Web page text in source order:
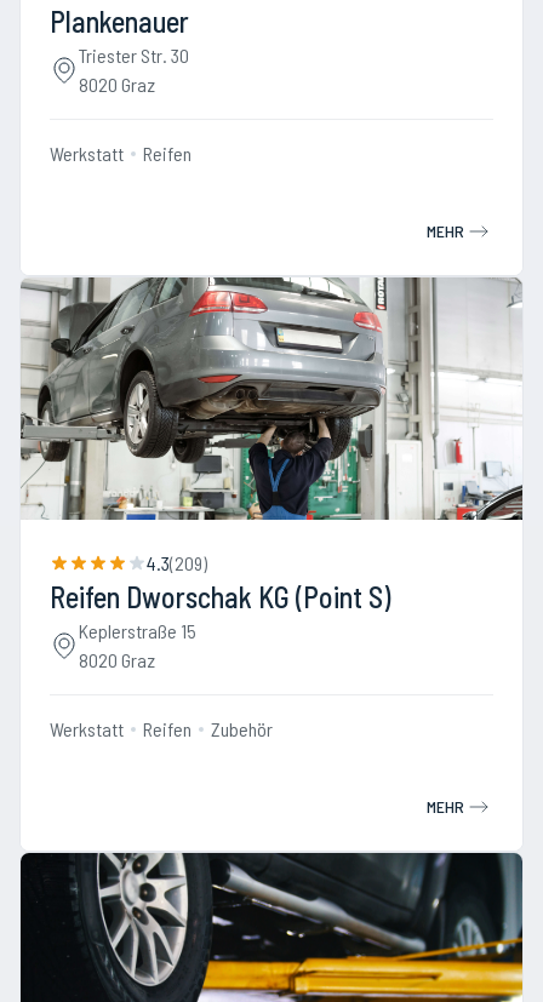
Plankenauer
Triester Str. 30
8020 Graz
Werkstatt Reifen
MEHR
4.3(209)
Reifen Dworschak KG (Point S)
Keplerstraße 15
8020 Graz
Werkstatt Reifen Zubehör
MEHR